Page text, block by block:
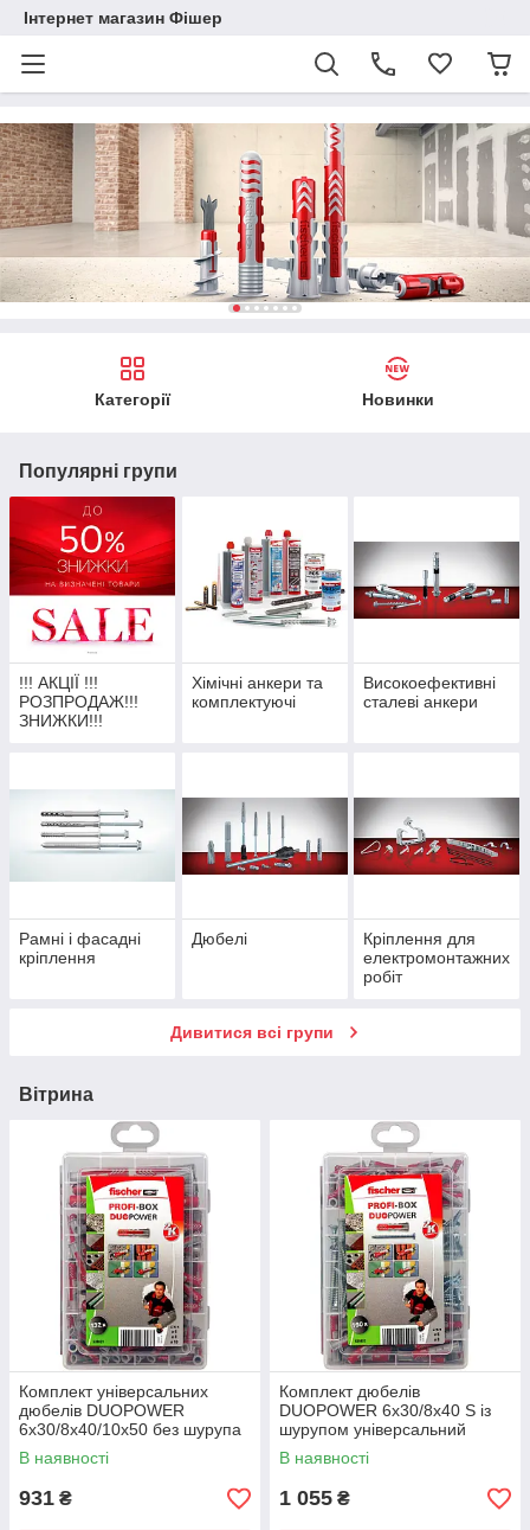
Інтернет магазин Фішер
Категорії Новинки
Популярні групи
!!! АКЦІЇ !!!
РОЗПРОДАЖ!!!
ЗНИЖКИ!!!
Хімічні анкери та
комплектуючі
Високоефективні
сталеві анкери
Рамні і фасадні
кріплення
Дюбелі
Кріплення для
електромонтажних
робіт
Дивитися всі групи
Вітрина
Комплект універсальних
дюбелів DUOPOWER
6х30/8х40/10х50 без шурупа
Фішер
В наявності
931 ₴
Комплект дюбелів
DUOPOWER 6х30/8х40 S із
шурупом універсальний
Фішер
В наявності
1 055 ₴